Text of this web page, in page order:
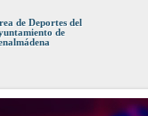
de Deportes del
de